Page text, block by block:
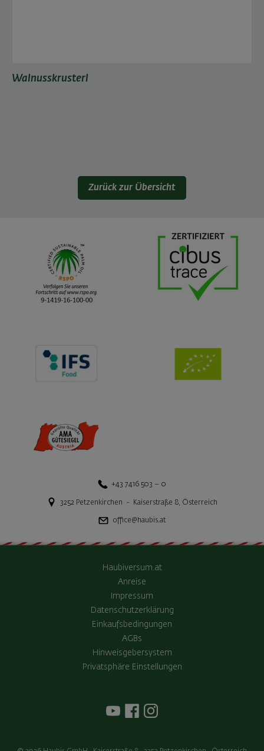
Walnusskrusterl
Zurück zur Übersicht
+43 7416 503 – 0
3252 Petzenkirchen - Kaiserstraße 8, Österreich
office@haubis.at
Haubiversum.at
Anreise
Impressum
Datenschutzerklärung
Einkaufsbedingungen
AGBs
Hinweisgebersystem
Privatsphäre Einstellungen